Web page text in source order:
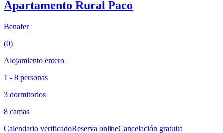
Apartamento Rural Paco
Benafer
(0)
Alojamiento entero
1 - 8 personas
3 dormitorios
8 camas
Calendario verificadoReserva onlineCancelación gratuita